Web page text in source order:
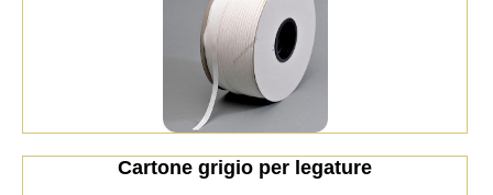
Cartone grigio per legature